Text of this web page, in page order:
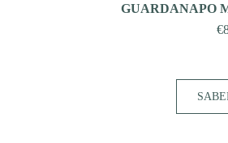
GUARDANAPO
€